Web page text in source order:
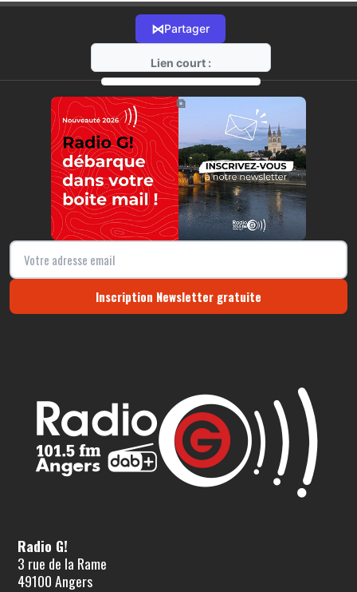
⋈Partager
Lien court :
https://radio-g.fr?r121
⧉
Inscription Newsletter gratuite
Radio G!
3 rue de la Rame
49100 Angers